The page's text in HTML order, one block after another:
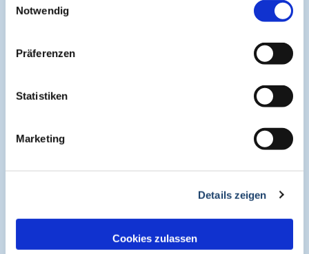
Notwendig
Präferenzen
Statistiken
Marketing
Details zeigen
Cookies zulassen
Zur Verbesserung der Übersichtlichkeit werden nur die
letzten 5 Kurse angezeigt. Diese Begrenzung hilft, die
Darstellung kompakt und fokussiert zu halten.
Cogitando-GmbH
91077 Neunkirchen am Brand
+49 (0)9134 2290930